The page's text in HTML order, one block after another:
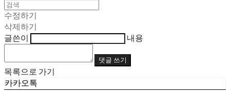
수정하기
삭제하기
글쓴이
내용
댓글 쓰기
목록으로 가기
카카오톡